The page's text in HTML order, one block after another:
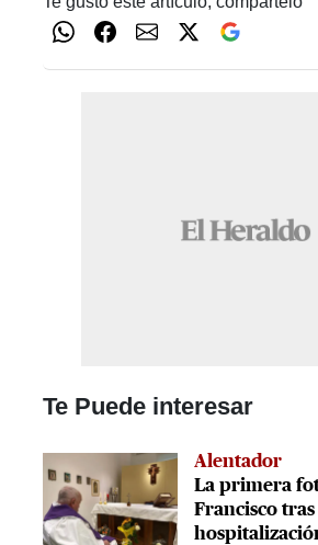
Te Puede interesar
Alentador
La primera
Francisco tras